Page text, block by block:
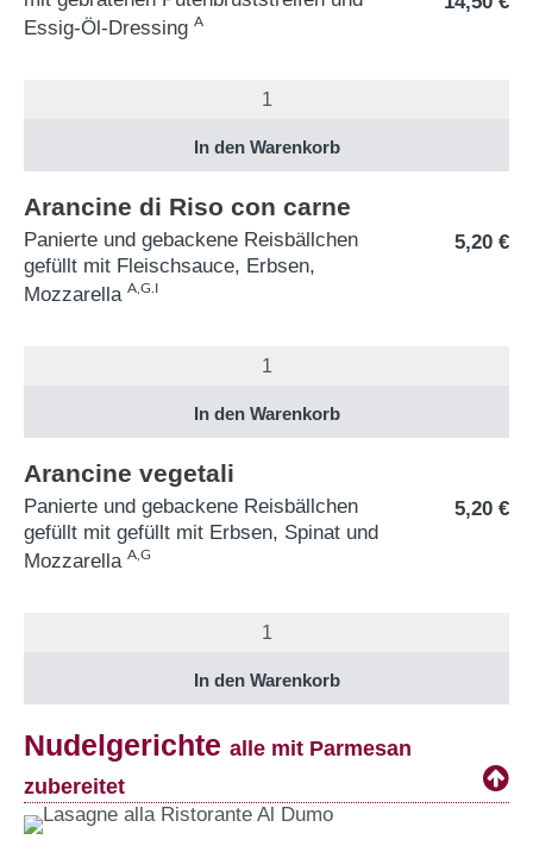
Essig-Öl-Dressing A
Arancine di Riso con carne
Panierte und gebackene Reisbällchen
gefüllt mit Fleischsauce, Erbsen,
Mozzarella A,G.I
5,20 €
Arancine vegetali
Panierte und gebackene Reisbällchen
gefüllt mit gefüllt mit Erbsen, Spinat und
Mozzarella A,G
5,20 €
Nudelgerichte alle mit Parmesan
zubereitet